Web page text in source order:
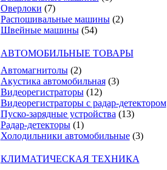
Оверлоки (7)
Распошивальные машины (2)
Швейные машины (54)
АВТОМОБИЛЬНЫЕ ТОВАРЫ
Автомагнитолы (2)
Акустика автомобильная (3)
Видеорегистраторы (12)
Видеорегистраторы с радар-детектором
Пуско-зарядные устройства (13)
Радар-детекторы (1)
Холодильники автомобильные (3)
КЛИМАТИЧЕСКАЯ ТЕХНИКА